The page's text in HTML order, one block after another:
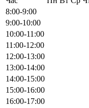
8:00-9:00
9:00-10:00
10:00-11:00
11:00-12:00
12:00-13:00
13:00-14:00
14:00-15:00
15:00-16:00
16:00-17:00